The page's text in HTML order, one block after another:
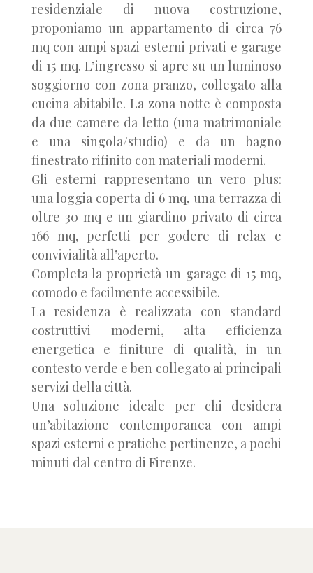
residenziale di nuova costruzione,
proponiamo un appartamento di circa 76
mq con ampi spazi esterni privati e garage
di 15 mq. L’ingresso si apre su un luminoso
soggiorno con zona pranzo, collegato alla
cucina abitabile. La zona notte è composta
da due camere da letto (una matrimoniale
e una singola/studio) e da un bagno
finestrato rifinito con materiali moderni.
Gli esterni rappresentano un vero plus:
una loggia coperta di 6 mq, una terrazza di
oltre 30 mq e un giardino privato di circa
166 mq, perfetti per godere di relax e
convivialità all’aperto.
Completa la proprietà un garage di 15 mq,
comodo e facilmente accessibile.
La residenza è realizzata con standard
costruttivi moderni, alta efficienza
energetica e finiture di qualità, in un
contesto verde e ben collegato ai principali
servizi della città.
Una soluzione ideale per chi desidera
un’abitazione contemporanea con ampi
spazi esterni e pratiche pertinenze, a pochi
minuti dal centro di Firenze.